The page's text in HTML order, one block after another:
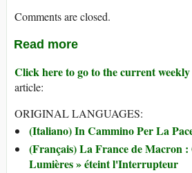
Comments are closed.
Read more
Click here to go to the current weekly
article:
ORIGINAL LANGUAGES:
(Italiano) In Cammino Per La
(Français) La France de Macron :
Lumières » éteint l'Interrupteur